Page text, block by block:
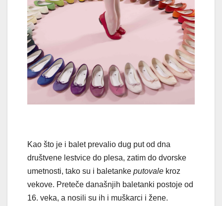
Kao što je i balet prevalio dug put od dna
društvene lestvice do plesa, zatim do dvorske
umetnosti, tako su i baletanke putovale kroz
vekove. Preteče današnjih baletanki postoje od
16. veka, a nosili su ih i muškarci i žene.